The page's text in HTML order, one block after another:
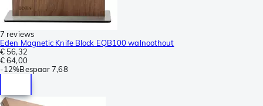
7 reviews
Eden Magnetic Knife Block EQB100 walnoothout
€ 56,32
€ 64,00
-12%Bespaar 7,68